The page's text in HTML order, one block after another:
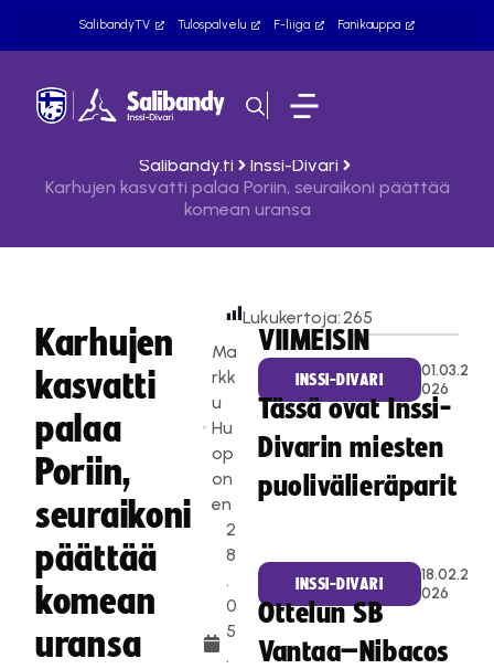
SalibandyTV Tulospalvelu F-liiga Fanikauppa
Salibandy.fi
Inssi-Divari
Karhujen kasvatti palaa Poriin, seuraikoni päättää
komean uransa
Karhujen
kasvatti
palaa
Poriin,
seuraikoni
päättää
komean
uransa
Ma
rkk
u
Hu
op
on
en
2
8
.
0
5
.
Lukukertoja:265
VIIMEISIN
INSSI-DIVARI
01.03.2
026
Tässä ovat Inssi-
Divarin miesten
puolivälieräparit
INSSI-DIVARI
18.02.2
026
Ottelun SB
Vantaa–Nibacos